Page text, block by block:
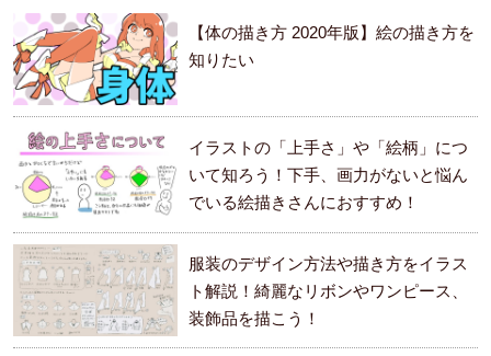
【体の描き方 2020年版】絵の描き方を
知りたい
イラストの「上手さ」や「絵柄」につ
いて知ろう！下手、画力がないと悩ん
でいる絵描きさんにおすすめ！
服装のデザイン方法や描き方をイラス
ト解説！綺麗なリボンやワンピース、
装飾品を描こう！